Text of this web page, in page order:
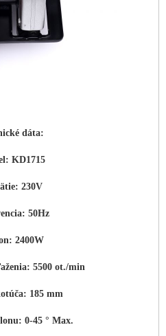
dáta:
KD1715
230V
50Hz
2400W
5500 ot./min
185 mm
0-45 ° Max.